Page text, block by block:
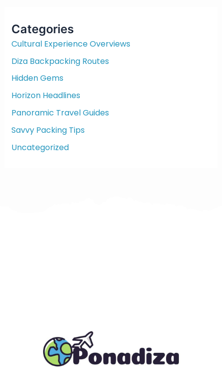
h
f
r
:
Categories
Cultural Experience Overviews
Diza Backpacking Routes
Hidden Gems
Horizon Headlines
Panoramic Travel Guides
Savvy Packing Tips
Uncategorized